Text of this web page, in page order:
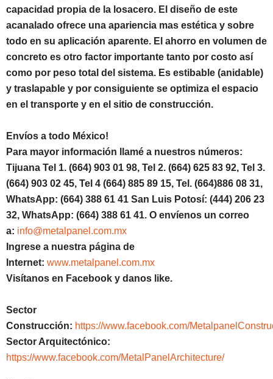
capacidad propia de la losacero. El diseño de este
acanalado ofrece una apariencia mas estética y sobre
todo en su aplicación aparente. El ahorro en volumen de
concreto es otro factor importante tanto por costo así
como por peso total del sistema. Es estibable (anidable)
y traslapable y por consiguiente se optimiza el espacio
en el transporte y en el sitio de construcción.
Envíos a todo México!
Para mayor información llamé a nuestros números:
Tijuana Tel 1. (664) 903 01 98, Tel 2. (664) 625 83 92, Tel 3.
(664) 903 02 45, Tel 4 (664) 885 89 15, Tel. (664)886 08 31,
WhatsApp: (664) 388 61 41 San Luis Potosí: (444) 206 23
32, WhatsApp: (664) 388 61 41. O envíenos un correo
a: info@metalpanel.com.mx
Ingrese a nuestra página de
Internet: www.metalpanel.com.mx
Visítanos en Facebook y danos like.
Sector
Construcción: https://www.facebook.com/
Sector Arquitectónico:
https://www.facebook.com/MetalPanelArchitecture/